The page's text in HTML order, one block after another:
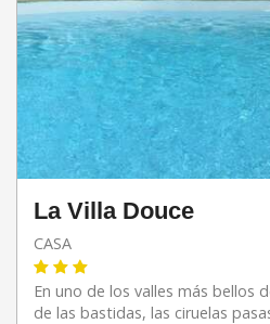
La Villa Douce
CASA
En uno de los valles más bellos
de las bastidas, las ciruelas